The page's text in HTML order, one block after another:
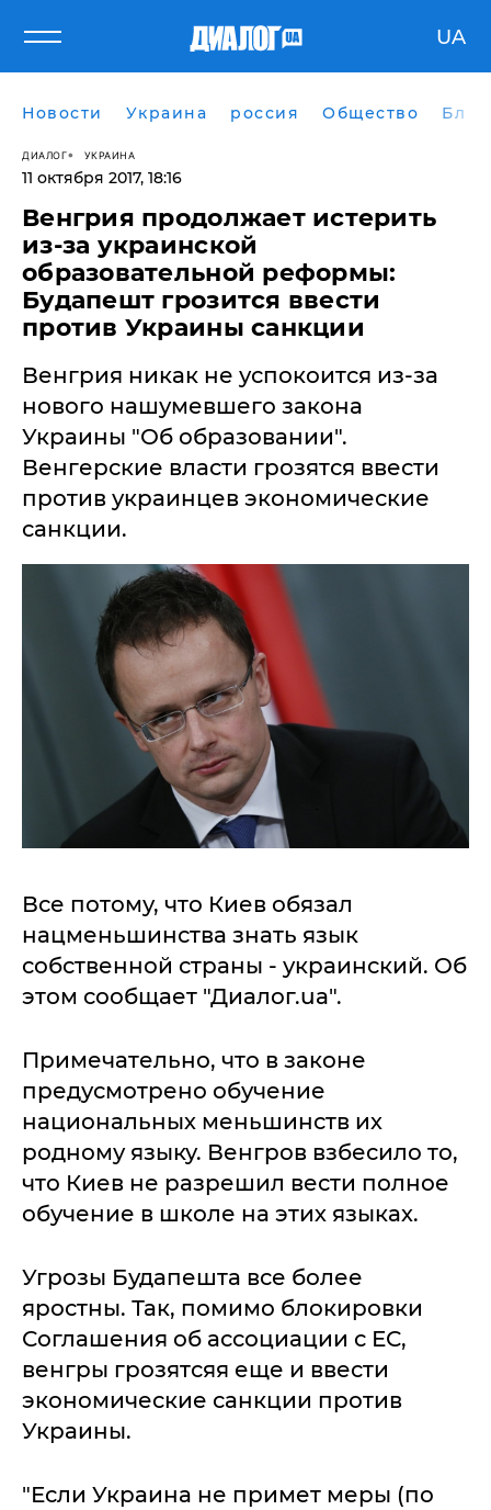
UA
Новости Украина россия Общество
ДИАЛОГ УКРАИНА
11 октября 2017, 18:16
Венгрия продолжает истерить
из-за украинской
образовательной реформы:
Будапешт грозится ввести
против Украины санкции
Венгрия никак не успокоится из-за
нового нашумевшего закона
Украины "Об образовании".
Венгерские власти грозятся ввести
против украинцев экономические
санкции.
Все потому, что Киев обязал
нацменьшинства знать язык
собственной страны - украинский. Об
этом сообщает "Диалог.ua".
Примечательно, что в законе
предусмотрено обучение
национальных меньшинств их
родному языку. Венгров взбесило то,
что Киев не разрешил вести полное
обучение в школе на этих языках.
Угрозы Будапешта все более
яростны. Так, помимо блокировки
Соглашения об ассоциации с ЕС,
венгры грозятсяя еще и ввести
экономические санкции против
Украины.
"Если Украина не примет меры (по